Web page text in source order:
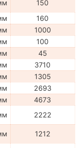
150
160
1000
100
45
3710
1305
2693
4673
2222
1212